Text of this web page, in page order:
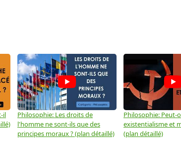
il
Philosophie: Les droits de
l'homme ne sont-ils que des
principes moraux ? (plan détaillé)
Philosophie: Peut-
existentialisme et
(plan détaillé)